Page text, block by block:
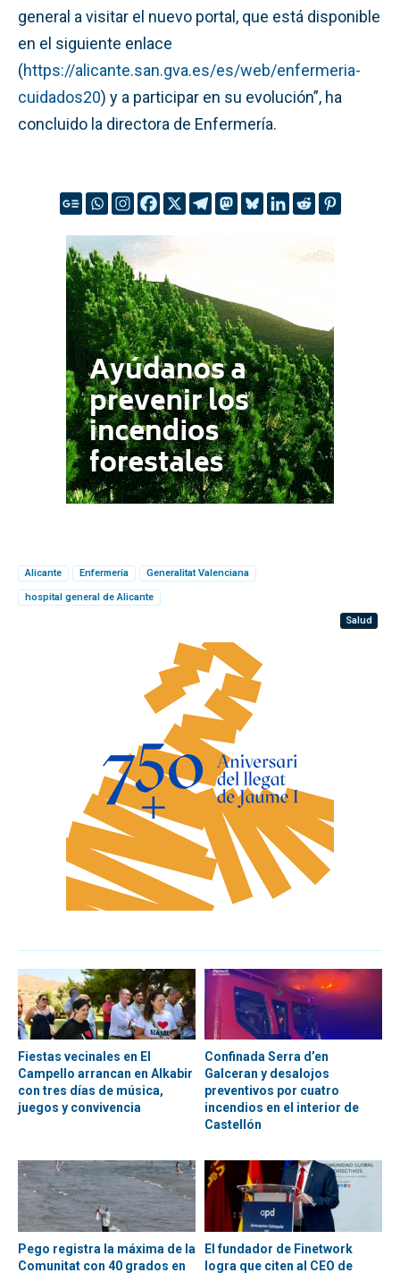
general a visitar el nuevo portal, que está disponible
en el siguiente enlace
(https://alicante.san.gva.es/es/web/enfermeria-
cuidados20) y a participar en su evolución”, ha
concluido la directora de Enfermería.
Alicante Enfermería Generalitat Valenciana
hospital general de Alicante
Salud
Fiestas vecinales en El
Campello arrancan en Alkabir
con tres días de música,
juegos y convivencia
Confinada Serra d’en
Galceran y desalojos
preventivos por cuatro
incendios en el interior de
Castellón
Pego registra la máxima de la
Comunitat con 40 grados en
El fundador de Finetwork
logra que citen al CEO de